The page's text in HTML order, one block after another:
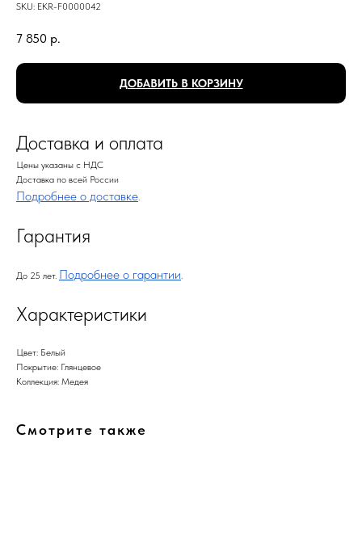
SKU: EKR-F0000042
7 850 р.
ДОБАВИТЬ В КОРЗИНУ
Доставка и оплата
Цены указаны с НДС
Доставка по всей России
Подробнее о доставке.
Гарантия
До 25 лет. Подробнее о гарантии.
Характеристики
Цвет: Белый
Покрытие: Глянцевое
Коллекция: Медея
Смотрите также